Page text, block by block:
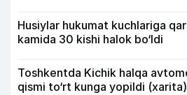
Husiylar hukumat kuchlariga
kamida 30 kishi halok bo‘ldi
Toshkentda Kichik halqa
qismi to‘rt kunga yopildi (xarita)